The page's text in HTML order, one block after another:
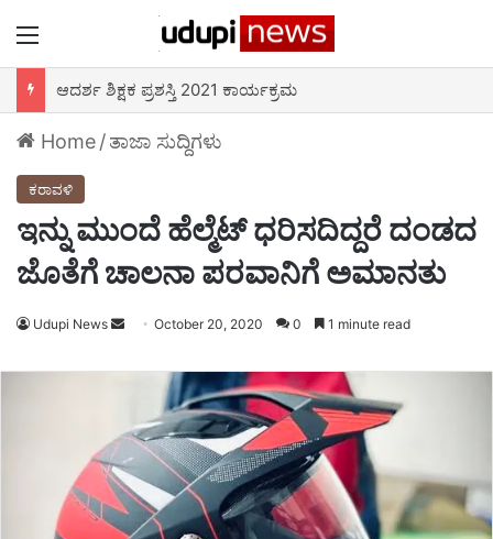
ಆದರ್ಶ ಶಿಕ್ಷಕ ಪ್ರಶಸ್ತಿ 2021 ಕಾರ್ಯಕ್ರಮ
Home/ತಾಜಾ ಸುದ್ದಿಗಳು
ಕರಾವಳಿ
ಇನ್ನು ಮುಂದೆ ಹೆಲ್ಮೆಟ್ ಧರಿಸದಿದ್ದರೆ ದಂಡದ
ಜೊತೆಗೆ ಚಾಲನಾ ಪರವಾನಿಗೆ ಅಮಾನತು
Udupi News
SendOctober 20, 2020 0 1 minute read